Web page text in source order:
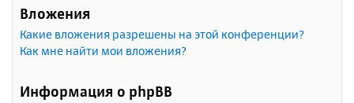
Вложения
Какие вложения разрешены на этой конференции?
Как мне найти мои вложения?
Информация о phpBB